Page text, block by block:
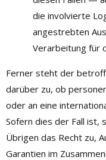
die involvierte
angestrebten
Verarbeitung für
Ferner steht der
darüber zu, ob
oder an eine
Sofern dies der Fall
Übrigen das Recht zu,
Garantien im